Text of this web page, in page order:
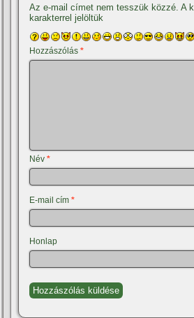
Az e-mail címet nem tesszük közzé. A
karakterrel jelöltük
Hozzászólás*
Név*
E-mail cím*
Honlap